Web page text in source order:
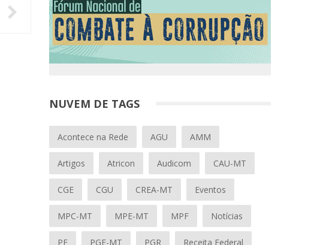
NUVEM DE TAGS
Acontece na Rede AGU AMM
Artigos Atricon Audicom CAU-MT
CGE CGU CREA-MT Eventos
MPC-MT MPE-MT MPF Notícias
PF PGE-MT PGR Receita Federal